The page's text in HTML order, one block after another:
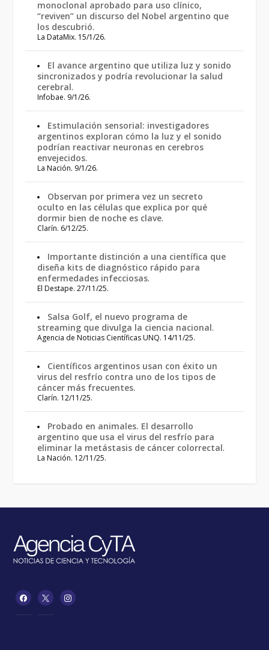
monoclonal aprobado para uso clínico,
“reviven” un discurso del Nobel argentino que
los descubrió.
La DataMix. 15/1/26.
El avance argentino que utiliza luz y sonido
sincronizados y podría revolucionar la salud
cerebral.
Infobae. 9/1/26.
Estimulación sensorial: investigadores
argentinos exploran cómo la luz y el sonido
podrían reactivar neuronas en cerebros
envejecidos.
La Nación. 9/1/26.
Observan por primera vez un secreto
oculto en las células que explica por qué
dormir bien de noche es clave.
Clarín. 6/12/25.
Importante distinción a una científica que
diseña kits de diagnóstico rápido para
enfermedades infecciosas.
El Destape. 27/11/25.
Salsa Golf, el nuevo programa de
streaming que divulga la ciencia nacional.
Agencia de Noticias Científicas UNQ. 14/11/25.
Científicos argentinos usan con éxito un
virus del resfrío contra uno de los tipos de
cáncer más frecuentes.
Clarín. 12/11/25.
Probado en animales. El desarrollo
argentino que usa el virus del resfrío para
eliminar la metástasis de cáncer colorrectal.
La Nación. 12/11/25.